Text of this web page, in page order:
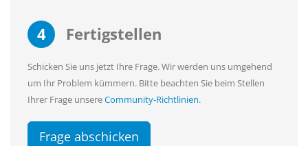
4 Fertigstellen
Schicken Sie uns jetzt Ihre Frage. Wir werden uns umgehend
um Ihr Problem kümmern. Bitte beachten Sie beim Stellen
Ihrer Frage unsereCommunity-Richtlinien.
Frage abschicken